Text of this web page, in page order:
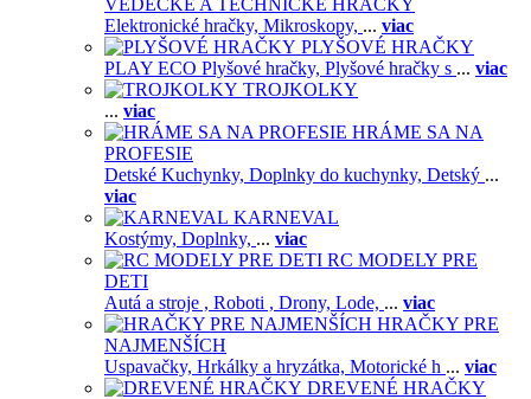
VEDECKÉ A TECHNICKÉ HRAČKY
Elektronické hračky, Mikroskopy, ... viac
PLYŠOVÉ HRAČKY
PLAY ECO Plyšové hračky, Plyšové hračky s ... viac
TROJKOLKY
... viac
HRÁME SA NA
PROFESIE
Detské Kuchynky, Doplnky do kuchynky, Detský ...
viac
KARNEVAL
Kostýmy, Doplnky, ... viac
RC MODELY PRE
DETI
Autá a stroje , Roboti , Drony, Lode, ... viac
HRAČKY PRE
NAJMENŠÍCH
Uspavačky, Hrkálky a hryzátka, Motorické h ... viac
DREVENÉ HRAČKY